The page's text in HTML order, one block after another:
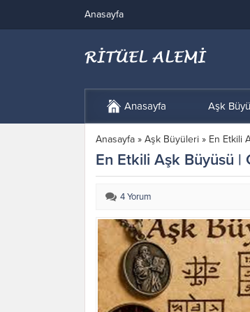
Anasayfa
Anasayfa Aşk
Anasayfa » Aşk Büyüleri » En Etkili
En Etkili Aşk Büyüsü |
4 Yorum